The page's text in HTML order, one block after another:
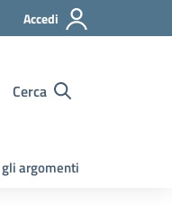
Accedi
Cerca
argomenti